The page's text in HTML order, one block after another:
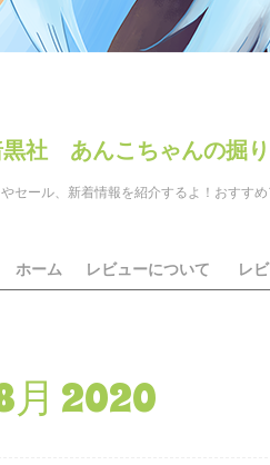
社 あんこちゃんの掘
セール、新着情報を紹介するよ！おすす
ホーム レビューについて レ
月 2020